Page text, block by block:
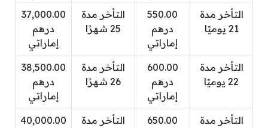
التأخر مدة
21 يوميًا
550.00
درهم
إماراتي
التأخر مدة
25 شهرًا
37,000.00
درهم
إماراتي
التأخر مدة
22 يوميًا
600.00
درهم
إماراتي
التأخر مدة
26 شهرًا
38,500.00
درهم
إماراتي
التأخر مدة
650.00
التأخر مدة
40,000.00